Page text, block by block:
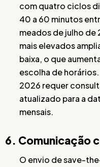
com quatro ciclos
40 a 60 minutos
meados de julho
mais elevados
baixa, o que
escolha de
2026 requer
atualizado para a
mensais.
6. Comunicação
O envio de save-